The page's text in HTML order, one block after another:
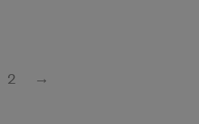
2 →